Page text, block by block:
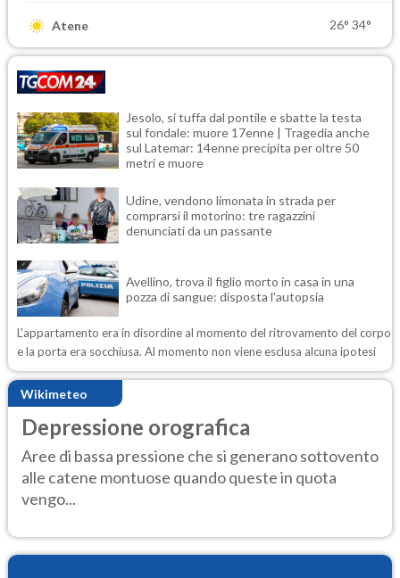
Atene 26° 34°
Jesolo, si tuffa dal pontile e sbatte la testa
sul fondale: muore 17enne | Tragedia anche
sul Latemar: 14enne precipita per oltre 50
metri e muore
Udine, vendono limonata in strada per
comprarsi il motorino: tre ragazzini
denunciati da un passante
Avellino, trova il figlio morto in casa in una
pozza di sangue: disposta l'autopsia
L'appartamento era in disordine al momento del ritrovamento del corpo
e la porta era socchiusa. Al momento non viene esclusa alcuna ipotesi
Wikimeteo
Depressione orografica
Aree di bassa pressione che si generano sottovento
alle catene montuose quando queste in quota
vengo...